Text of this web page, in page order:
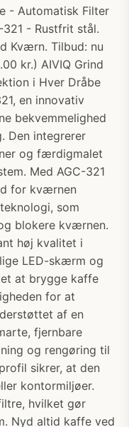
- Automatisk Filter
- Rustfrit stål.
Kværn. Tilbud: nu
kr.) AIVIQ Grind
i Hver Dråbe
en innovativ
bekvemmelighed
Den integrerer
og færdigmalet
Med AGC-321
for kværnen
som
blokere kværnen.
høj kvalitet i
LED-skærm og
at brygge kaffe
for at
af en
fjernbare
og rengøring til
sikrer, at den
kontormiljøer.
hvilket gør
Nyd altid kaffe ved